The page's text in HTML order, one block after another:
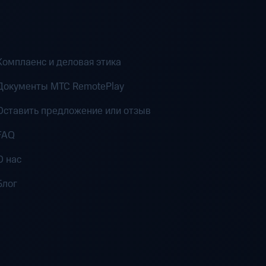
и деловая этика
MTC RemotePlay
предложение или отзыв
нас